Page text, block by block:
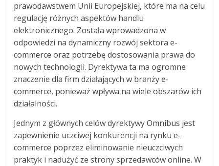
prawodawstwem Unii Europejskiej, które ma na celu
regulację różnych aspektów handlu
elektronicznego. Została wprowadzona w
odpowiedzi na dynamiczny rozwój sektora e-
commerce oraz potrzebę dostosowania prawa do
nowych technologii. Dyrektywa ta ma ogromne
znaczenie dla firm działających w branży e-
commerce, ponieważ wpływa na wiele obszarów ich
działalności.
Jednym z głównych celów dyrektywy Omnibus jest
zapewnienie uczciwej konkurencji na rynku e-
commerce poprzez eliminowanie nieuczciwych
praktyk i nadużyć ze strony sprzedawców online. W